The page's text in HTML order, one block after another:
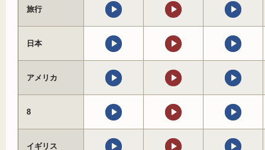
旅行
日本
アメリカ
8
イギリス